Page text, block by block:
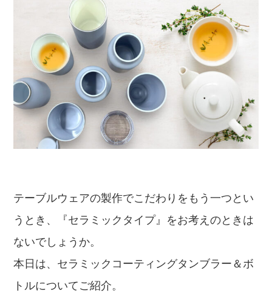
テーブルウェアの製作でこだわりをもう一つとい
うとき、『セラミックタイプ』をお考えのときは
ないでしょうか。
本日は、セラミックコーティングタンブラー＆ボ
トルについてご紹介。